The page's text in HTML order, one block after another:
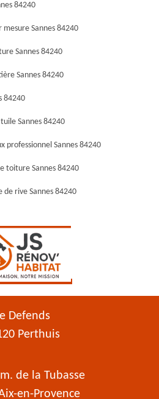
84240
mesure Sannes 84240
Sannes 84240
Sannes 84240
84240
Sannes 84240
professionnel Sannes 84240
toiture Sannes 84240
de rive Sannes 84240
Defends
Perthuis
de la Tubasse
en-Provence